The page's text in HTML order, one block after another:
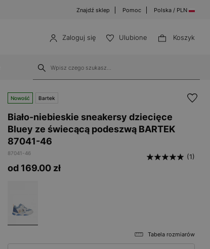
Znajdź sklep Pomoc Polska / PLN
Zaloguj się Ulubione Koszyk
Nowość Bartek
Biało-niebieskie sneakersy dziecięce
Bluey ze świecącą podeszwą BARTEK
87041-46
87041-46 (1)
od 169.00 zł
Tabela rozmiarów